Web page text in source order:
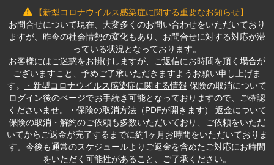
【新型コロナウイルス感染症に関する重要なお知らせ】
お問合せについて現在、大変多くのお問い合わせをいただいており
ますが、昨今の社会情勢の変化もあり、お問合せに対する対応が滞
っている状況となっております。
お客様にはご迷惑をお掛けしますが、ご返信にお時間を頂く場合が
ございますこと、予めご了承いただきますようお願い申し上げま
す。
・新型コロナウイルス感染症に関する情報 保険の取消について
ログイン後のページでお手続き可能となっておりますので、ご確認
くださいませ。
・保険の取消方法（PDFが開きます）
返金について
保険の取消・解約のご依頼も多数いただいており、ご依頼をいただ
いてからご返金が完了するまでに約1ヶ月お時間をいただいておりま
す。今後も通常のスケジュールよりご返金を含めたご対応にお時間
をいただく可能性があること、ご了承ください。